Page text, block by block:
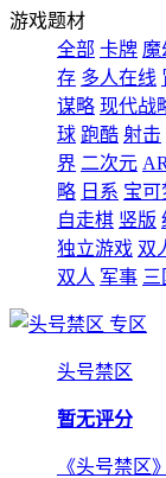
游戏题材
全部 卡牌 魔
存 多人在线
谋略 现代战
球 跑酷 射击
界 二次元
略 日系 宝可
自走棋 竖版
独立游戏 双
双人 军事 三
专区
头号禁区
暂无评分
《头号禁区